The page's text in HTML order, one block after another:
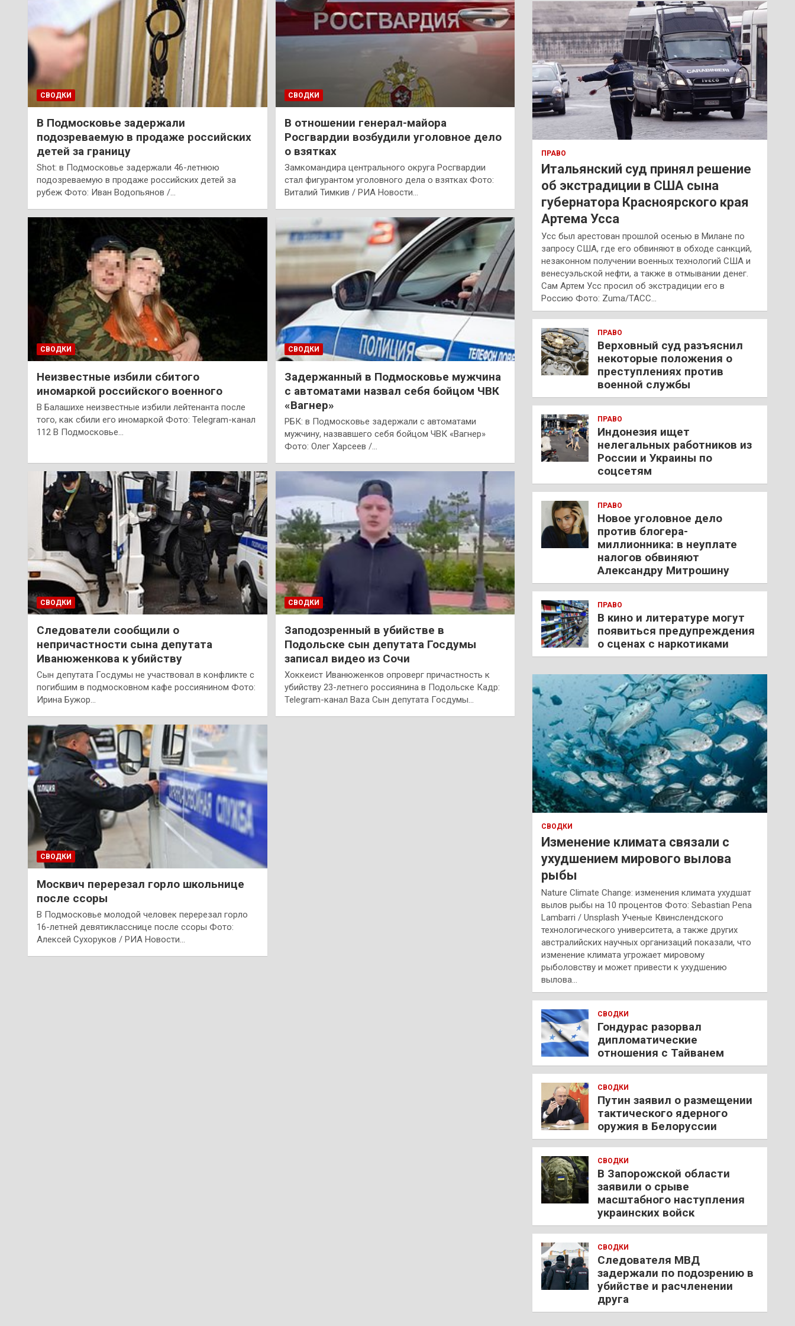
СВОДКИ
В Подмосковье задержали
подозреваемую в продаже российских
детей за границу
Shot: в Подмосковье задержали 46-летнюю
подозреваемую в продаже российских детей за
рубеж Фото: Иван Водопьянов /…
СВОДКИ
В отношении генерал-майора
Росгвардии возбудили уголовное дело
о взятках
Замкомандира центрального округа Росгвардии
стал фигурантом уголовного дела о взятках Фото:
Виталий Тимкив / РИА Новости…
СВОДКИ
Неизвестные избили сбитого
иномаркой российского военного
В Балашихе неизвестные избили лейтенанта после
того, как сбили его иномаркой Фото: Telegram-канал
112 В Подмосковье…
СВОДКИ
Задержанный в Подмосковье мужчина
с автоматами назвал себя бойцом ЧВК
«Вагнер»
РБК: в Подмосковье задержали с автоматами
мужчину, назвавшего себя бойцом ЧВК «Вагнер»
Фото: Олег Харсеев /…
СВОДКИ
Следователи сообщили о
непричастности сына депутата
Иванюженкова к убийству
Сын депутата Госдумы не участвовал в конфликте с
погибшим в подмосковном кафе россиянином Фото:
Ирина Бужор…
СВОДКИ
Заподозренный в убийстве в
Подольске сын депутата Госдумы
записал видео из Сочи
Хоккеист Иванюженков опроверг причастность к
убийству 23-летнего россиянина в Подольске Кадр:
Telegram-канал Baza Сын депутата Госдумы…
СВОДКИ
Москвич перерезал горло школьнице
после ссоры
В Подмосковье молодой человек перерезал горло
16-летней девятикласснице после ссоры Фото:
Алексей Сухоруков / РИА Новости…
к
ПРАВО
Итальянский суд принял решение
об экстрадиции в США сына
губернатора Красноярского края
Артема Усса
Усс был арестован прошлой осенью в Милане по
запросу США, где его обвиняют в обходе санкций,
незаконном получении военных технологий США и
венесуэльской нефти, а также в отмывании денег.
Сам Артем Усс просил об экстрадиции его в
Россию Фото: Zuma/ТАСС…
ПРАВО
Верховный суд разъяснил
некоторые положения о
преступлениях против
военной службы
ПРАВО
Индонезия ищет
нелегальных работников из
России и Украины по
соцсетям
ПРАВО
Новое уголовное дело
против блогера-
миллионника: в неуплате
налогов обвиняют
Александру Митрошину
ПРАВО
В кино и литературе могут
появиться предупреждения
о сценах с наркотиками
СВОДКИ
Изменение климата связали с
ухудшением мирового вылова
рыбы
Nature Climate Change: изменения климата ухудшат
вылов рыбы на 10 процентов Фото: Sebastian Pena
Lambarri / Unsplash Ученые Квинслендского
технологического университета, а также других
австралийских научных организаций показали, что
изменение климата угрожает мировому
рыболовству и может привести к ухудшению
вылова…
СВОДКИ
Гондурас разорвал
дипломатические
отношения с Тайванем
СВОДКИ
Путин заявил о размещении
тактического ядерного
оружия в Белоруссии
СВОДКИ
В Запорожской области
заявили о срыве
масштабного наступления
украинских войск
СВОДКИ
Следователя МВД
задержали по подозрению в
убийстве и расчленении
друга